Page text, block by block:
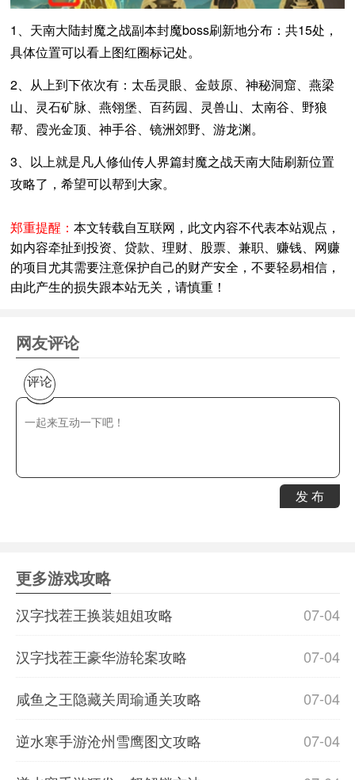
1、天南大陆封魔之战副本封魔boss刷新地分布：共15处，
具体位置可以看上图红圈标记处。
2、从上到下依次有：太岳灵眼、金鼓原、神秘洞窟、燕梁
山、灵石矿脉、燕翎堡、百药园、灵兽山、太南谷、野狼
帮、霞光金顶、神手谷、镜洲郊野、游龙渊。
3、以上就是凡人修仙传人界篇封魔之战天南大陆刷新位置
攻略了，希望可以帮到大家。
郑重提醒： 本文转载自互联网，此文内容不代表本站观点，
如内容牵扯到投资、贷款、理财、股票、兼职、赚钱、网赚
的项目尤其需要注意保护自己的财产安全，不要轻易相信，
由此产生的损失跟本站无关，请慎重！
网友评论
评论
发 布
更多游戏攻略
07-04
汉字找茬王换装姐姐攻略
07-04
汉字找茬王豪华游轮案攻略
07-04
咸鱼之王隐藏关周瑜通关攻略
07-04
逆水寒手游沧州雪鹰图文攻略